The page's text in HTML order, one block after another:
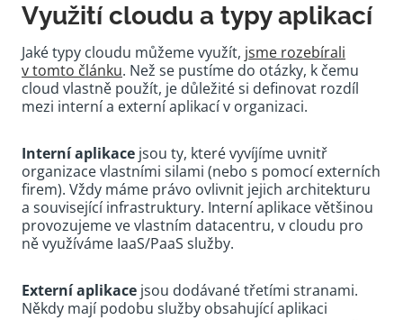
Využití cloudu a typy aplikací
Jaké typy cloudu můžeme využít, jsme rozebírali
v tomto článku. Než se pustíme do otázky, k čemu
cloud vlastně použít, je důležité si definovat rozdíl
mezi interní a externí aplikací v organizaci.
Interní aplikace jsou ty, které vyvíjíme uvnitř
organizace vlastními silami (nebo s pomocí externích
firem). Vždy máme právo ovlivnit jejich architekturu
a související infrastruktury. Interní aplikace většinou
provozujeme ve vlastním datacentru, v cloudu pro
ně využíváme IaaS/PaaS služby.
Externí aplikace jsou dodávané třetími stranami.
Někdy mají podobu služby obsahující aplikaci